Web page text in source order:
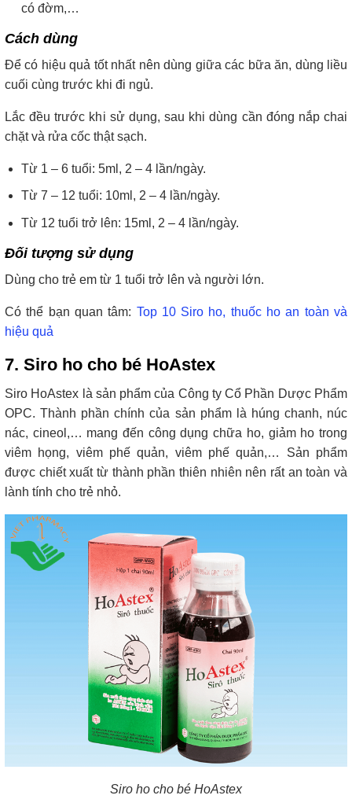
có đờm,…
Cách dùng
Để có hiệu quả tốt nhất nên dùng giữa các bữa ăn, dùng liều
cuối cùng trước khi đi ngủ.
Lắc đều trước khi sử dụng, sau khi dùng cần đóng nắp chai
chặt và rửa cốc thật sạch.
Từ 1 – 6 tuổi: 5ml, 2 – 4 lần/ngày.
Từ 7 – 12 tuổi: 10ml, 2 – 4 lần/ngày.
Từ 12 tuổi trở lên: 15ml, 2 – 4 lần/ngày.
Đối tượng sử dụng
Dùng cho trẻ em từ 1 tuổi trở lên và người lớn.
Có thể bạn quan tâm: Top 10 Siro ho, thuốc ho an toàn và
hiệu quả
7. Siro ho cho bé HoAstex
Siro HoAstex là sản phẩm của Công ty Cổ Phần Dược Phẩm
OPC. Thành phần chính của sản phẩm là húng chanh, núc
nác, cineol,… mang đến công dụng chữa ho, giảm ho trong
viêm họng, viêm phế quản, viêm phế quản,… Sản phẩm
được chiết xuất từ thành phần thiên nhiên nên rất an toàn và
lành tính cho trẻ nhỏ.
Siro ho cho bé HoAstex